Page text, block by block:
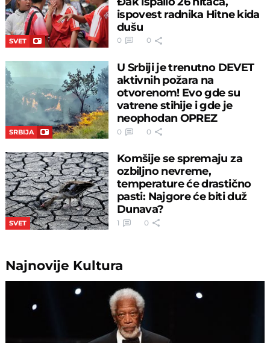
SVET
ispovest radnika Hitne kida
dušu
0 0
SRBIJA
U Srbiji je trenutno DEVET
aktivnih požara na
otvorenom! Evo gde su
vatrene stihije i gde je
neophodan OPREZ
0 0
SVET
Komšije se spremaju za
ozbiljno nevreme,
temperature će drastično
pasti: Najgore će biti duž
Dunava?
1 0
Najnovije Kultura